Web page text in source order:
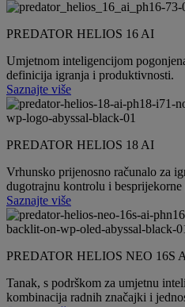
PREDATOR HELIOS 16 AI
Umjetnom inteligencijom
definicija igranja i produktivnosti.
Saznajte više
PREDATOR HELIOS 18 AI
Vrhunsko prijenosno računalo za
dugotrajnu kontrolu i besprijekorne
Saznajte više
PREDATOR HELIOS NEO 16S
Tanak, s podrškom za umjetnu
kombinacija radnih značajki i